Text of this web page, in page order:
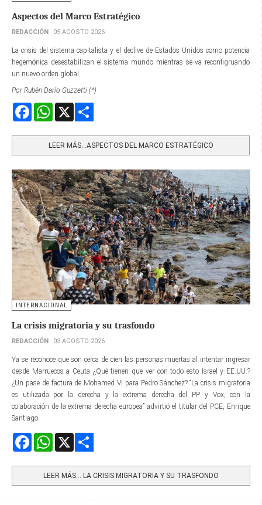
Aspectos del Marco Estratégico
REDACCIÓN 05 AGOSTO 2026
La crisis del sistema capitalista y el declive de Estados Unidos como potencia
hegemónica desestabilizan el sistema mundo mientras se va reconfigruando
un nuevo orden global.
Por Rubén Darío Guzzetti (*)
FacebookWhatsApp
LEER MÁS…ASPECTOS DEL MARCO ESTRATÉGICO
INTERNACIONAL
La crisis migratoria y su trasfondo
REDACCIÓN 03 AGOSTO 2026
Ya se reconoce que son cerca de cien las personas muertas al intentar ingresar
desde Marruecos a Ceuta ¿Qué tienen que ver con todo esto Israel y EE.UU.?
¿Un pase de factura de Mohamed VI para Pedro Sánchez? “La crisis migratoria
es utilizada por la derecha y la extrema derecha del PP y Vox, con la
colaboración de la extrema derecha europea” advirtió el titular del PCE, Enrique
Santiago.
FacebookWhatsApp
LEER MÁS… LA CRISIS MIGRATORIA Y SU TRASFONDO